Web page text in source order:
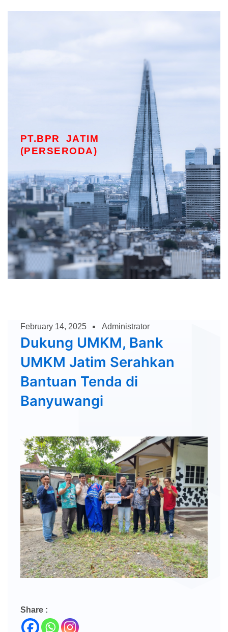
PT.BPR JATIM
(PERSERODA)
February 14, 2025 Administrator
Dukung UMKM, Bank
UMKM Jatim Serahkan
Bantuan Tenda di
Banyuwangi
Share :